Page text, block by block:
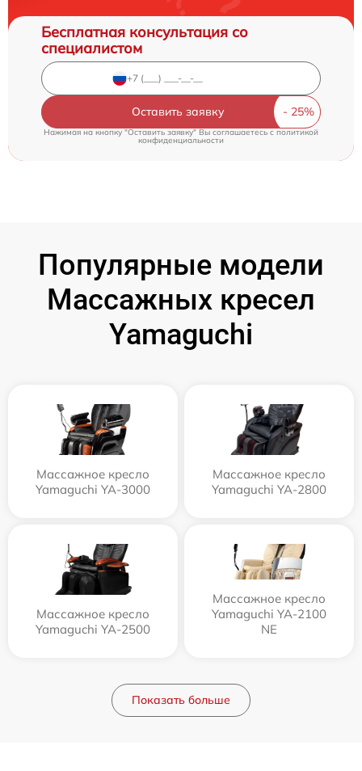
Бесплатная консультация со
специалистом
Оставить заявку
Нажимая на кнопку "Оставить заявку" Вы соглашаетесь cполитикой
конфиденциальности
Популярные модели
Массажных кресел
Yamaguchi
Массажное кресло
Yamaguchi YA-3000
Массажное кресло
Yamaguchi YA-2800
Массажное кресло
Yamaguchi YA-2500
Массажное кресло
Yamaguchi YA-2100
NE
Показать больше